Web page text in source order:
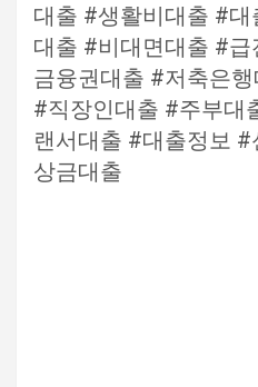
대출 #생활비대출 #
대출 #비대면대출 #
금융권대출 #저축은
#직장인대출 #주부대
랜서대출 #대출정보
상금대출